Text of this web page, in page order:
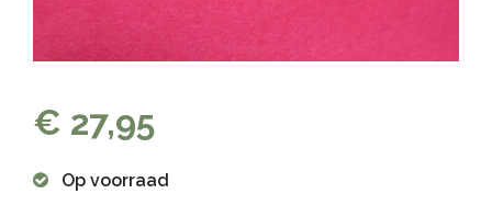
€ 27,95
Op voorraad